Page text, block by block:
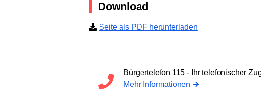
Download
Seite als PDF herunterladen
Bürgertelefon 115 - Ihr telefonischer
Mehr Informationen